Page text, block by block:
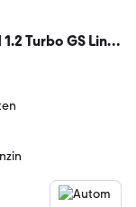
Turbo GS Line